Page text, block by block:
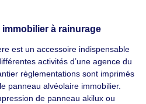
à rainurage
est un accessoire indispensable
activités d’une agence du
règlementations sont imprimés
panneau alvéolaire immobilier.
de panneau akilux ou